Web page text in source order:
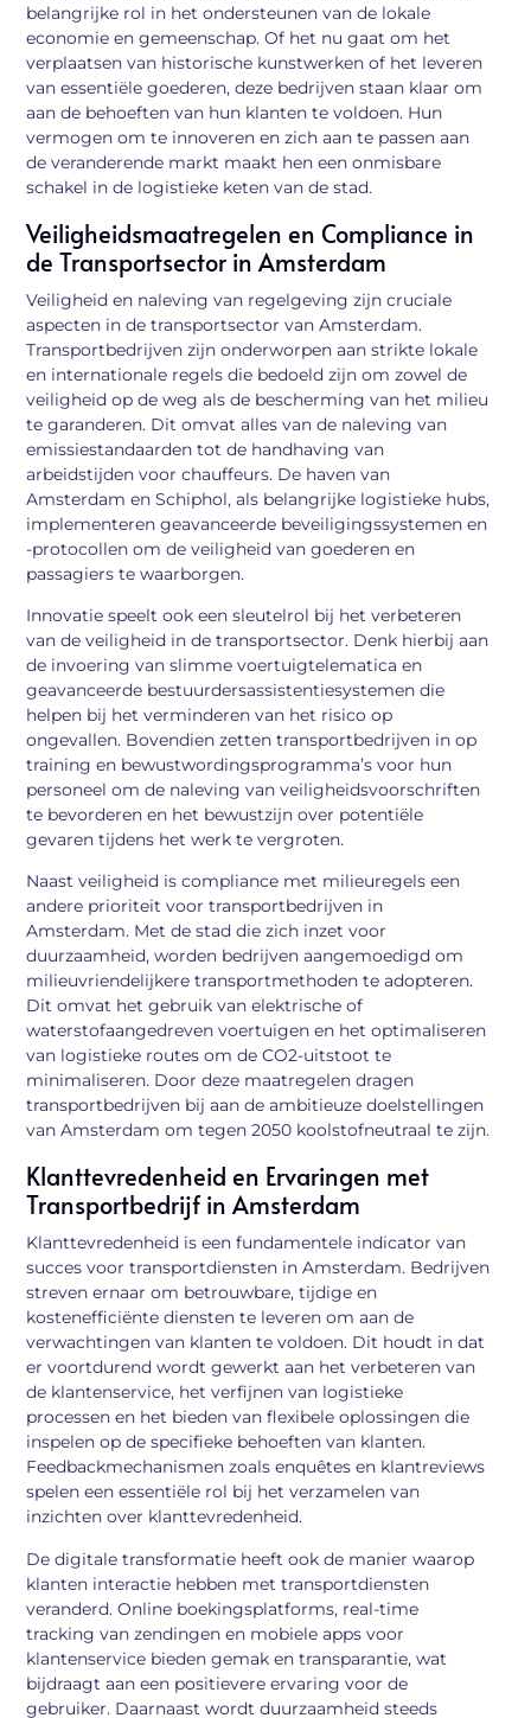
belangrijke rol in het ondersteunen van de lokale
economie en gemeenschap. Of het nu gaat om het
verplaatsen van historische kunstwerken of het leveren
van essentiële goederen, deze bedrijven staan klaar om
aan de behoeften van hun klanten te voldoen. Hun
vermogen om te innoveren en zich aan te passen aan
de veranderende markt maakt hen een onmisbare
schakel in de logistieke keten van de stad.
Veiligheidsmaatregelen en Compliance in
de Transportsector in Amsterdam
Veiligheid en naleving van regelgeving zijn cruciale
aspecten in de transportsector van Amsterdam.
Transportbedrijven zijn onderworpen aan strikte lokale
en internationale regels die bedoeld zijn om zowel de
veiligheid op de weg als de bescherming van het milieu
te garanderen. Dit omvat alles van de naleving van
emissiestandaarden tot de handhaving van
arbeidstijden voor chauffeurs. De haven van
Amsterdam en Schiphol, als belangrijke logistieke hubs,
implementeren geavanceerde beveiligingssystemen en
-protocollen om de veiligheid van goederen en
passagiers te waarborgen.
Innovatie speelt ook een sleutelrol bij het verbeteren
van de veiligheid in de transportsector. Denk hierbij aan
de invoering van slimme voertuigtelematica en
geavanceerde bestuurdersassistentiesystemen die
helpen bij het verminderen van het risico op
ongevallen. Bovendien zetten transportbedrijven in op
training en bewustwordingsprogramma’s voor hun
personeel om de naleving van veiligheidsvoorschriften
te bevorderen en het bewustzijn over potentiële
gevaren tijdens het werk te vergroten.
Naast veiligheid is compliance met milieuregels een
andere prioriteit voor transportbedrijven in
Amsterdam. Met de stad die zich inzet voor
duurzaamheid, worden bedrijven aangemoedigd om
milieuvriendelijkere transportmethoden te adopteren.
Dit omvat het gebruik van elektrische of
waterstofaangedreven voertuigen en het optimaliseren
van logistieke routes om de CO2-uitstoot te
minimaliseren. Door deze maatregelen dragen
transportbedrijven bij aan de ambitieuze doelstellingen
van Amsterdam om tegen 2050 koolstofneutraal te zijn.
Klanttevredenheid en Ervaringen met
Transportbedrijf in Amsterdam
Klanttevredenheid is een fundamentele indicator van
succes voor transportdiensten in Amsterdam. Bedrijven
streven ernaar om betrouwbare, tijdige en
kostenefficiënte diensten te leveren om aan de
verwachtingen van klanten te voldoen. Dit houdt in dat
er voortdurend wordt gewerkt aan het verbeteren van
de klantenservice, het verfijnen van logistieke
processen en het bieden van flexibele oplossingen die
inspelen op de specifieke behoeften van klanten.
Feedbackmechanismen zoals enquêtes en klantreviews
spelen een essentiële rol bij het verzamelen van
inzichten over klanttevredenheid.
De digitale transformatie heeft ook de manier waarop
klanten interactie hebben met transportdiensten
veranderd. Online boekingsplatforms, real-time
tracking van zendingen en mobiele apps voor
klantenservice bieden gemak en transparantie, wat
bijdraagt aan een positievere ervaring voor de
gebruiker. Daarnaast wordt duurzaamheid steeds